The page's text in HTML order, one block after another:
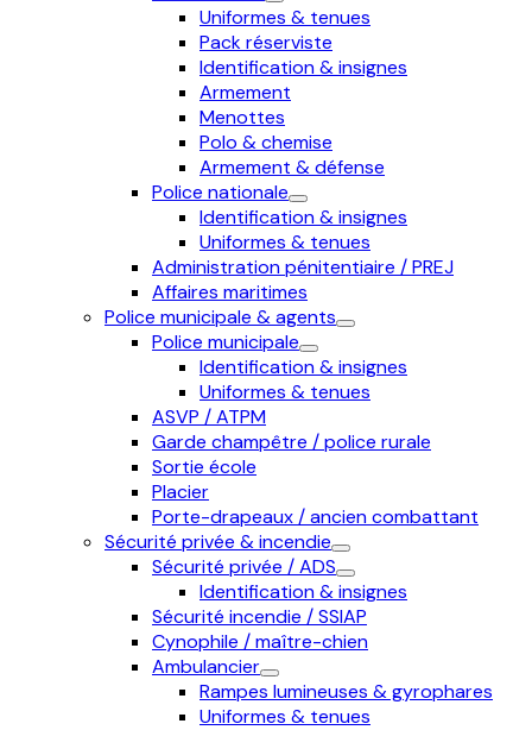
Uniformes & tenues
Pack réserviste
Identification & insignes
Armement
Menottes
Polo & chemise
Armement & défense
Police nationale
Identification & insignes
Uniformes & tenues
Administration pénitentiaire / PREJ
Affaires maritimes
Police municipale & agents
Police municipale
Identification & insignes
Uniformes & tenues
ASVP / ATPM
Garde champêtre / police rurale
Sortie école
Placier
Porte-drapeaux / ancien combattant
Sécurité privée & incendie
Sécurité privée / ADS
Identification & insignes
Sécurité incendie / SSIAP
Cynophile / maître-chien
Ambulancier
Rampes lumineuses & gyrophares
Uniformes & tenues